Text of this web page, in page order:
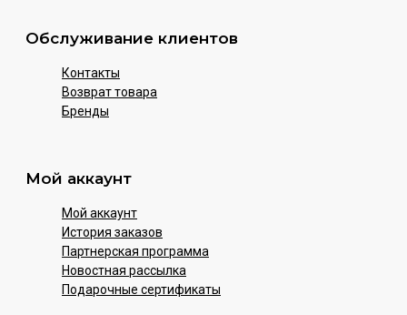
Обслуживание клиентов
Контакты
Возврат товара
Бренды
Мой аккаунт
Мой аккаунт
История заказов
Партнерская программа
Новостная рассылка
Подарочные сертификаты